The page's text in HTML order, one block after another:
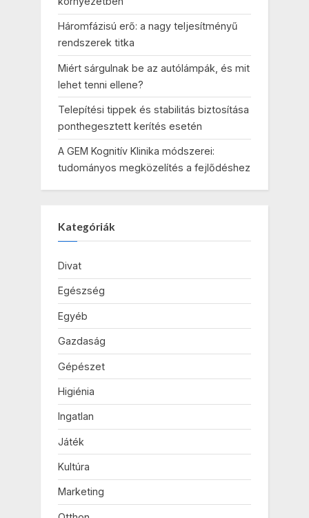
Háromfázisú erő: a nagy teljesítményű
rendszerek titka
Miért sárgulnak be az autólámpák, és mit
lehet tenni ellene?
Telepítési tippek és stabilitás biztosítása
ponthegesztett kerítés esetén
A GEM Kognitív Klinika módszerei:
tudományos megközelítés a fejlődéshez
Kategóriák
Divat
Egészség
Egyéb
Gazdaság
Gépészet
Higiénia
Ingatlan
Játék
Kultúra
Marketing